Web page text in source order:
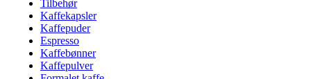
Tilbehør
Kaffekapsler
Kaffepuder
Espresso
Kaffebønner
Kaffepulver